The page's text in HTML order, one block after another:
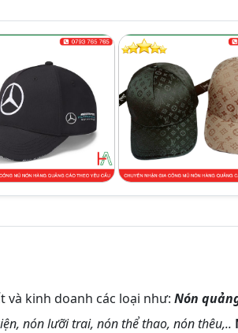
và kinh doanh các loại như: Nón
nón lưỡi trai, nón thể thao, nón thêu,..